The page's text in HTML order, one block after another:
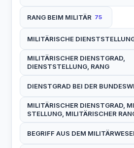
RANG BEIM MILITÄR 75
MILITÄRISCHE
MILITÄRISCHER DIENSTGRAD,
DIENSTSTELLUNG, RANG
DIENSTGRAD BEI DER
MILITÄRISCHER DIENSTGRAD,
STELLUNG, MILITÄRISCHER
BEGRIFF AUS DEM